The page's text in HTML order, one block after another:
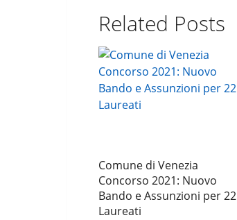
Related Posts
Comune di Venezia
Concorso 2021: Nuovo
Bando e Assunzioni per 22
Laureati